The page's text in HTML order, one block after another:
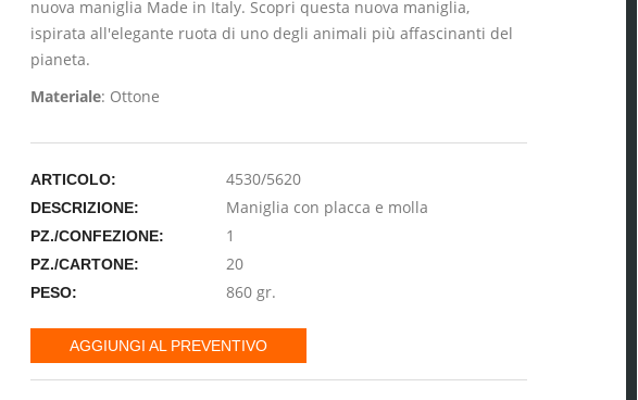
nuova maniglia Made in Italy. Scopri questa nuova maniglia,
ispirata all'elegante ruota di uno degli animali più affascinanti del
pianeta.
Materiale: Ottone
ARTICOLO: 4530/5620
DESCRIZIONE: Maniglia con placca e molla
PZ./CONFEZIONE: 1
PZ./CARTONE: 20
PESO: 860 gr.
AGGIUNGI AL PREVENTIVO